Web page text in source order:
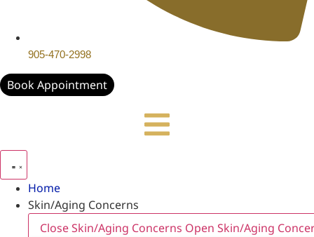
905-470-2998
Book Appointment
Home
Skin/Aging Concerns
Close Skin/Aging Concerns Open Skin/Aging